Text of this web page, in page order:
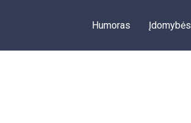
Humoras Įdomybės